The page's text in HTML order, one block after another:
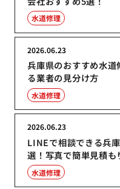
水道修理
兵庫県のおすすめ水
る業者の見分け方
2026.06.23
水道修理
LINEで相談できる兵
選！写真で簡単見積も
2026.06.23
水道修理